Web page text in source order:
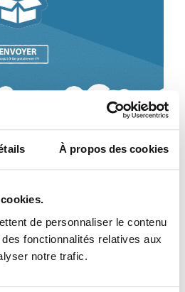
À propos des cookies
de personnaliser le contenu
fonctionnalités relatives aux
notre trafic.
sont facilement
pendant 7 jours. Au-delà de
Les utilisateurs de la version